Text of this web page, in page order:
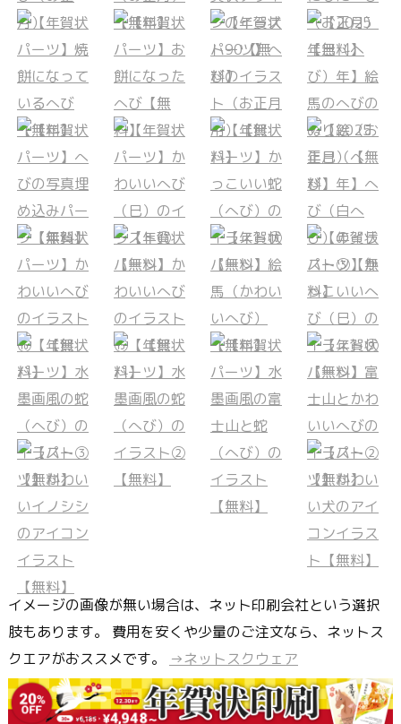
イメージの画像が無い場合は、ネット印刷会社という選択
肢もあります。 費用を安くや少量のご注文なら、ネットス
クエアがおススメです。
→ネットスクウェア